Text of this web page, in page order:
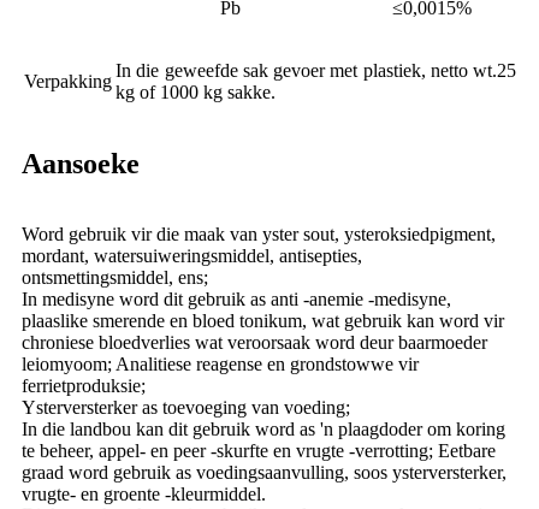
Pb ≤0,0015%
Verpakking
In die geweefde sak gevoer met plastiek, netto wt.25
kg of 1000 kg sakke.
Aansoeke
Word gebruik vir die maak van yster sout, ysteroksiedpigment,
mordant, watersuiweringsmiddel, antisepties,
ontsmettingsmiddel, ens;
In medisyne word dit gebruik as anti -anemie -medisyne,
plaaslike smerende en bloed tonikum, wat gebruik kan word vir
chroniese bloedverlies wat veroorsaak word deur baarmoeder
leiomyoom; Analitiese reagense en grondstowwe vir
ferrietproduksie;
Ysterversterker as toevoeging van voeding;
In die landbou kan dit gebruik word as 'n plaagdoder om koring
te beheer, appel- en peer -skurfte en vrugte -verrotting; Eetbare
graad word gebruik as voedingsaanvulling, soos ysterversterker,
vrugte- en groente -kleurmiddel.